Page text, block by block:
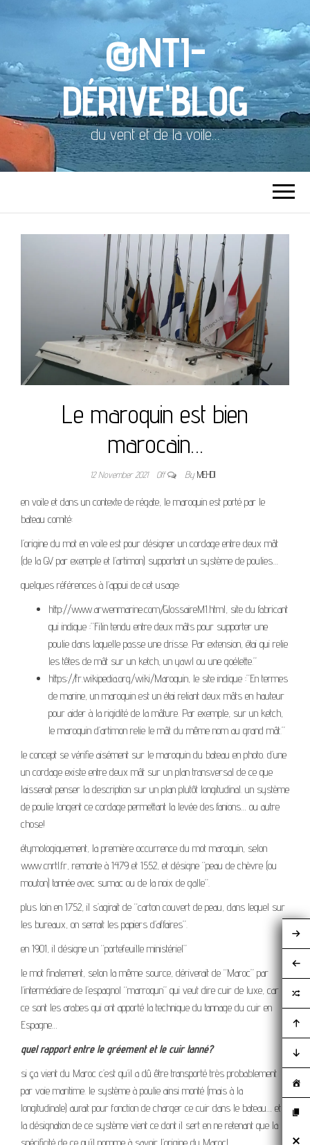
@NTI-
DÉRIVE'BLOG
du vent et de la voile…
Le maroquin est bien
marocain…
12 November 2021 Off By MEHDI
en voile et dans un contexte de régate, le maroquin est porté par le
bateau comité:
l’origine du mot en voile est pour désigner un cordage entre deux mât
(de la GV par exemple et l’artimon) supportant un système de poulies…
quelques références à l’appui de cet usage:
http://www.arwenmarine.com/GlossaireM1.html, site du fabricant
qui indique :”Filin tendu entre deux mâts pour supporter une
poulie dans laquelle passe une drisse. Par extension, étai qui relie
les têtes de mât sur un ketch, un yawl ou une goélette.”
https://fr.wikipedia.org/wiki/Maroquin, le site indique :”En termes
de marine, un maroquin est un étai reliant deux mâts en hauteur
pour aider à la rigidité de la mâture. Par exemple, sur un ketch,
le maroquin d’artimon relie le mât du même nom au grand mât.”
le concept se vérifie aisément sur le maroquin du bateau en photo. d’une
un cordage existe entre deux mât sur un plan transversal de ce que
laisserait penser la description sur un plan plutôt longitudinal. un système
de poulie longent ce cordage permettant la levée des fanions… ou autre
chose!
étymologiquement, la première occurrence du mot maroquin, selon
www.cnrtl.fr, remonte à 1479 et 1552, et désigne “peau de chèvre (ou
mouton) tannée avec sumac ou de la noix de galle”.
plus loin en 1752, il s’agirait de “carton couvert de peau, dans lequel sur
les bureaux, on serrait les papiers d’affaires”.
en 1901, il désigne un “portefeuille ministériel”
le mot finalement, selon la même source, dériverait de “Maroc” par
l’intermédiaire de l’espagnol “marroqun” qui veut dire cuir de luxe, car
ce sont les arabes qui ont apporté la technique du tannage du cuir en
Espagne…
quel rapport entre le gréement et le cuir tanné?
si ça vient du Maroc c’est qu’il a dû être transporté très probablement
par voie maritime. le système à poulie ainsi monté (mais à la
longitudinale) aurait pour fonction de charger ce cuir dans le bateau… et
la désignation de ce système vient ce dont il sert en ne retenant que la